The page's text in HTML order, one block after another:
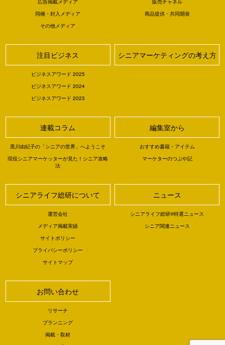
広告掲載メディア
同梱・封入メディア
その他メディア
販売チャネル
商品提供・共同開発
注目ビジネス
ビジネスアワード 2025
ビジネスアワード 2024
ビジネスアワード 2023
シニアマーケティングの考え方
連載コラム
黒川由紀子の「シニアの世界」へようこそ
現役シニアマーケッターが見た！シニア攻略
法
編集室から
おすすめ書籍・アイテム
マーケターのつぶや記
シニアライフ総研について
運営会社
メディア掲載実績
サイトポリシー
プライバシーポリシー
サイトマップ
ニュース
シニアライフ総研®特選ニュース
シニア関連ニュース
お問い合わせ
リサーチ
プランニング
掲載・取材